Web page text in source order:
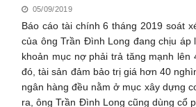
05/09/2019
Báo cáo tài chính 6 tháng 2019 soát
của ông Trần Đình Long đang chịu áp
khoản mục nợ phải trả tăng mạnh lên
đó, tài sản đảm bảo trị giá hơn 40
ngân hàng đều nằm ở mục xây dựng
ra, ông Trần Đình Long cũng dùng cổ